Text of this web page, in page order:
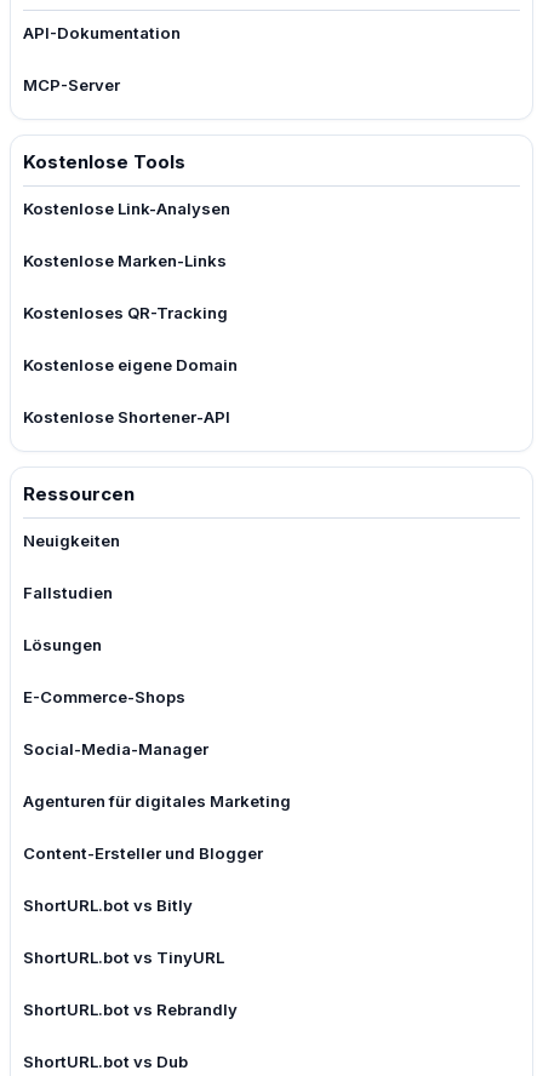
API-Dokumentation
MCP-Server
Kostenlose Tools
Kostenlose Link-Analysen
Kostenlose Marken-Links
Kostenloses QR-Tracking
Kostenlose eigene Domain
Kostenlose Shortener-API
Ressourcen
Neuigkeiten
Fallstudien
Lösungen
E-Commerce-Shops
Social-Media-Manager
Agenturen für digitales Marketing
Content-Ersteller und Blogger
ShortURL.bot vs Bitly
ShortURL.bot vs TinyURL
ShortURL.bot vs Rebrandly
ShortURL.bot vs Dub